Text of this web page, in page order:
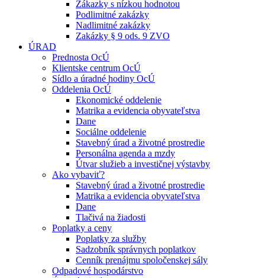
Zákazky s nízkou hodnotou
Podlimitné zakázky
Nadlimitné zakázky
Zakázky § 9 ods. 9 ZVO
ÚRAD
Prednosta OcÚ
Klientske centrum OcÚ
Sídlo a úradné hodiny OcÚ
Oddelenia OcÚ
Ekonomické oddelenie
Matrika a evidencia obyvateľstva
Dane
Sociálne oddelenie
Stavebný úrad a životné prostredie
Personálna agenda a mzdy
Útvar služieb a investičnej výstavby
Ako vybaviť?
Stavebný úrad a životné prostredie
Matrika a evidencia obyvateľstva
Dane
Tlačivá na žiadosti
Poplatky a ceny
Poplatky za služby
Sadzobník správnych poplatkov
Cenník prenájmu spoločenskej sály
Odpadové hospodárstvo